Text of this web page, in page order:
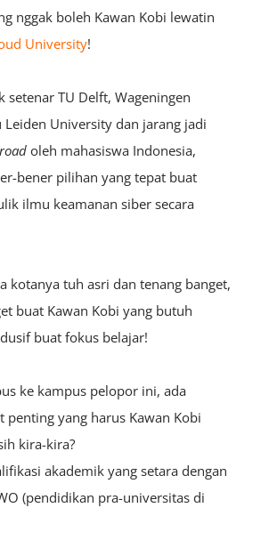
nggak boleh Kawan Kobi lewatin
University!
setenar TU Delft, Wageningen
Leiden University dan jarang jadi
oleh mahasiswa Indonesia,
bener pilihan yang tepat buat
ilmu keamanan siber secara
kotanya tuh asri dan tenang banget,
buat Kawan Kobi yang butuh
buat fokus belajar!
ke kampus pelopor ini, ada
penting yang harus Kawan Kobi
kira-kira?
akademik yang setara dengan
(pendidikan pra-universitas di